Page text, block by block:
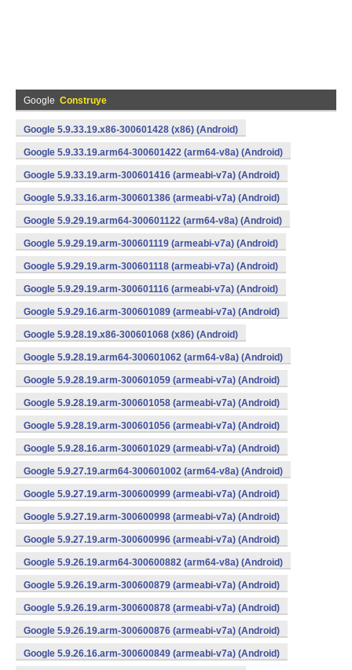
Google Construye
Google 5.9.33.19.x86-300601428 (x86) (Android)
Google 5.9.33.19.arm64-300601422 (arm64-v8a) (Android)
Google 5.9.33.19.arm-300601416 (armeabi-v7a) (Android)
Google 5.9.33.16.arm-300601386 (armeabi-v7a) (Android)
Google 5.9.29.19.arm64-300601122 (arm64-v8a) (Android)
Google 5.9.29.19.arm-300601119 (armeabi-v7a) (Android)
Google 5.9.29.19.arm-300601118 (armeabi-v7a) (Android)
Google 5.9.29.19.arm-300601116 (armeabi-v7a) (Android)
Google 5.9.29.16.arm-300601089 (armeabi-v7a) (Android)
Google 5.9.28.19.x86-300601068 (x86) (Android)
Google 5.9.28.19.arm64-300601062 (arm64-v8a) (Android)
Google 5.9.28.19.arm-300601059 (armeabi-v7a) (Android)
Google 5.9.28.19.arm-300601058 (armeabi-v7a) (Android)
Google 5.9.28.19.arm-300601056 (armeabi-v7a) (Android)
Google 5.9.28.16.arm-300601029 (armeabi-v7a) (Android)
Google 5.9.27.19.arm64-300601002 (arm64-v8a) (Android)
Google 5.9.27.19.arm-300600999 (armeabi-v7a) (Android)
Google 5.9.27.19.arm-300600998 (armeabi-v7a) (Android)
Google 5.9.27.19.arm-300600996 (armeabi-v7a) (Android)
Google 5.9.26.19.arm64-300600882 (arm64-v8a) (Android)
Google 5.9.26.19.arm-300600879 (armeabi-v7a) (Android)
Google 5.9.26.19.arm-300600878 (armeabi-v7a) (Android)
Google 5.9.26.19.arm-300600876 (armeabi-v7a) (Android)
Google 5.9.26.16.arm-300600849 (armeabi-v7a) (Android)